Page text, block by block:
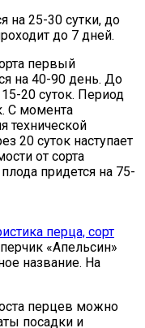
на 25-30 сутки, до
до 7 дней.
первый
на 40-90 день. До
20 суток. Период
С момента
технической
20 суток наступает
от сорта
придется на 75-
перца, сорт
«Апельсин»
название. На
перцев можно
посадки и